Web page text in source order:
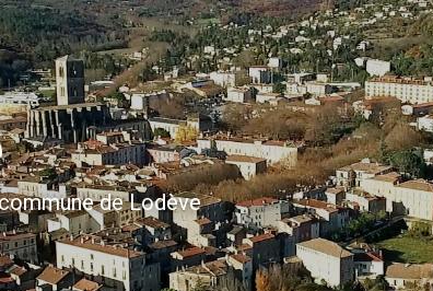
de Lodève